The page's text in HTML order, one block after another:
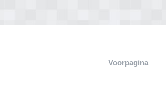
Voorpagina